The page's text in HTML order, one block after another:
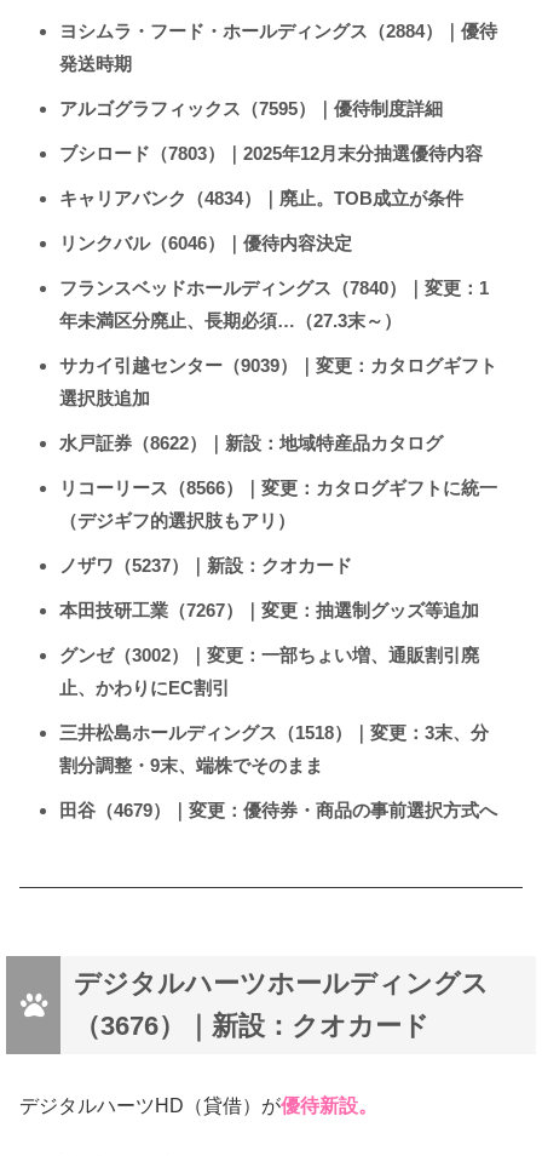
ヨシムラ・フード・ホールディングス（2884）｜優待
発送時期
アルゴグラフィックス（7595）｜優待制度詳細
ブシロード（7803）｜2025年12月末分抽選優待内容
キャリアバンク（4834）｜廃止。TOB成立が条件
リンクバル（6046）｜優待内容決定
フランスベッドホールディングス（7840）｜変更：1
年未満区分廃止、長期必須…（27.3末～）
サカイ引越センター（9039）｜変更：カタログギフト
選択肢追加
水戸証券（8622）｜新設：地域特産品カタログ
リコーリース（8566）｜変更：カタログギフトに統一
（デジギフ的選択肢もアリ）
ノザワ（5237）｜新設：クオカード
本田技研工業（7267）｜変更：抽選制グッズ等追加
グンゼ（3002）｜変更：一部ちょい増、通販割引廃
止、かわりにEC割引
三井松島ホールディングス（1518）｜変更：3末、分
割分調整・9末、端株でそのまま
田谷（4679）｜変更：優待券・商品の事前選択方式へ
デジタルハーツホールディングス
（3676）｜新設：クオカード
デジタルハーツHD（貸借）が優待新設。